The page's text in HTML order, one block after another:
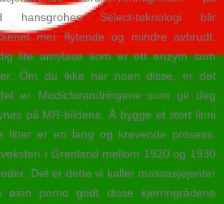
hansgrohes Select-teknologi blir
mer flytende og mindre avbrudt.
lite amylase som er ett enzym som
Om du ikke har noen disse, er det
er Modicforandringene som gir deg
på MR-bildene. Å bygge et stort linni
fitter er en lang og krevende prosess.
i Grenland mellom 1920 og 1930
Det er dette vi kaller massasjejenter
øien porno godt disse kjerringrådene